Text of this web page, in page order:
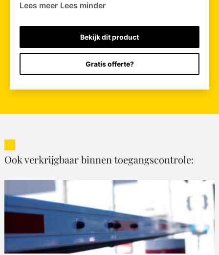
Lees meer Lees minder
Bekijk dit product
Gratis offerte?
Ook verkrijgbaar binnen toegangscontrole: